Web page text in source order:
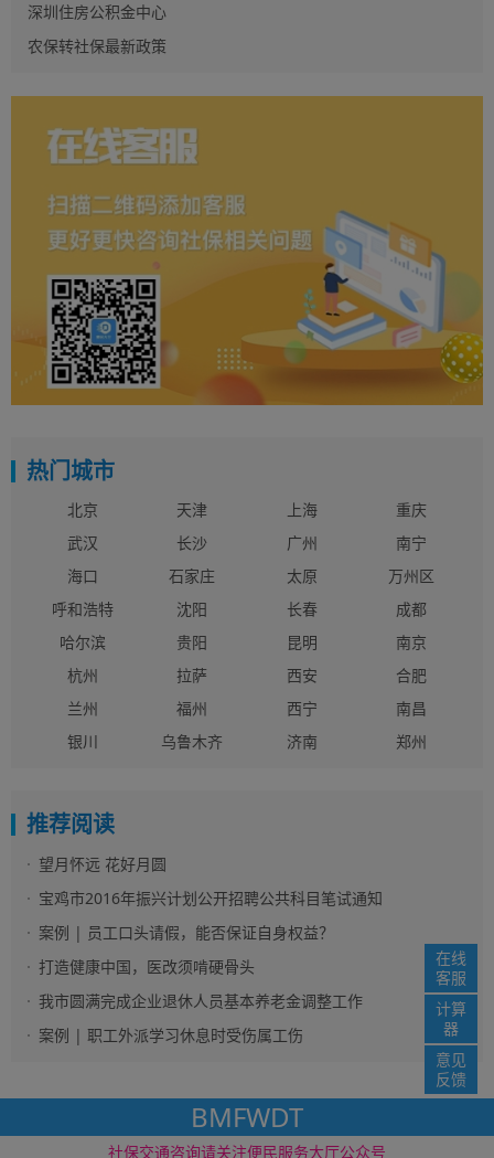
深圳住房公积金中心
农保转社保最新政策
热门城市
北京 天津 上海
重庆
武汉
长沙 广州
南宁
海口
石家庄 太原
万州区
呼和浩特
沈阳 长春
成都
哈尔滨
贵阳 昆明
南京
杭州
拉萨 西安
合肥
兰州
福州 西宁
南昌
银川
乌鲁木齐 济南 郑州
推荐阅读
望月怀远 花好月圆
宝鸡市2016年振兴计划公开招聘公共科目笔试通知
案例 | 员工口头请假，能否保证自身权益？
打造健康中国，医改须啃硬骨头
我市圆满完成企业退休人员基本养老金调整工作
案例 | 职工外派学习休息时受伤属工伤
社保资讯网 版权所 免责声明
网站地图
在线
客服
计算
器
意见
反馈
BMFWDT
社保交通咨询请关注便民服务大厅公众号